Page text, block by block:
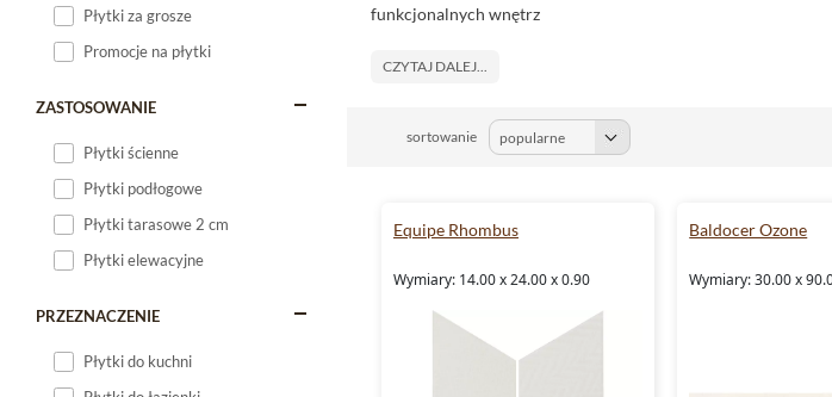
Płytki za grosze
Promocje na płytki
ZASTOSOWANIE
Płytki ścienne
Płytki podłogowe
Płytki tarasowe 2 cm
Płytki elewacyjne
PRZEZNACZENIE
Płytki do kuchni
funkcjonalnych wnętrz
CZYTAJ DALEJ...
sortowanie
Equipe Rhombus
Wymiary: 14.00 x 24.00 x 0.90
Baldocer Ozone
Wymiary: 30.00 x